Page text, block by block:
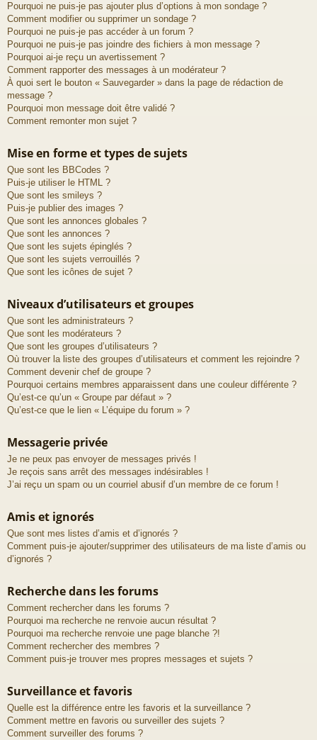
Pourquoi ne puis-je pas ajouter plus d’options à mon sondage ?
Comment modifier ou supprimer un sondage ?
Pourquoi ne puis-je pas accéder à un forum ?
Pourquoi ne puis-je pas joindre des fichiers à mon message ?
Pourquoi ai-je reçu un avertissement ?
Comment rapporter des messages à un modérateur ?
À quoi sert le bouton « Sauvegarder » dans la page de rédaction de
message ?
Pourquoi mon message doit être validé ?
Comment remonter mon sujet ?
Mise en forme et types de sujets
Que sont les BBCodes ?
Puis-je utiliser le HTML ?
Que sont les smileys ?
Puis-je publier des images ?
Que sont les annonces globales ?
Que sont les annonces ?
Que sont les sujets épinglés ?
Que sont les sujets verrouillés ?
Que sont les icônes de sujet ?
Niveaux d’utilisateurs et groupes
Que sont les administrateurs ?
Que sont les modérateurs ?
Que sont les groupes d’utilisateurs ?
Où trouver la liste des groupes d’utilisateurs et comment les rejoindre ?
Comment devenir chef de groupe ?
Pourquoi certains membres apparaissent dans une couleur différente ?
Qu’est-ce qu’un « Groupe par défaut » ?
Qu’est-ce que le lien « L’équipe du forum » ?
Messagerie privée
Je ne peux pas envoyer de messages privés !
Je reçois sans arrêt des messages indésirables !
J’ai reçu un spam ou un courriel abusif d’un membre de ce forum !
Amis et ignorés
Que sont mes listes d’amis et d’ignorés ?
Comment puis-je ajouter/supprimer des utilisateurs de ma liste d’amis ou
d’ignorés ?
Recherche dans les forums
Comment rechercher dans les forums ?
Pourquoi ma recherche ne renvoie aucun résultat ?
Pourquoi ma recherche renvoie une page blanche ?!
Comment rechercher des membres ?
Comment puis-je trouver mes propres messages et sujets ?
Surveillance et favoris
Quelle est la différence entre les favoris et la surveillance ?
Comment mettre en favoris ou surveiller des sujets ?
Comment surveiller des forums ?